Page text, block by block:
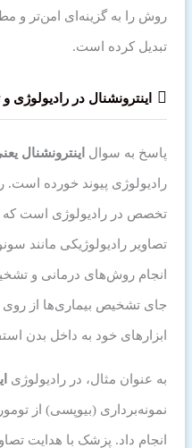
روش را به گزینه‌ای امن‌تر و
تبدیل کرده است.
اینترونشنال در
پاسخ به سوال اینترونشنال
رادیولوژی پیوند خورده است.
تخصص در رادیولوژی است که
انجام روش‌های درمانی و
جای تشخیص بیماری‌ها از روی
ابزارهای خود به داخل بدن
به عنوان مثال، در رادیولوژی
نمونه‌برداری (بیوپسی) از
انجام داد. پزشک با هدایت